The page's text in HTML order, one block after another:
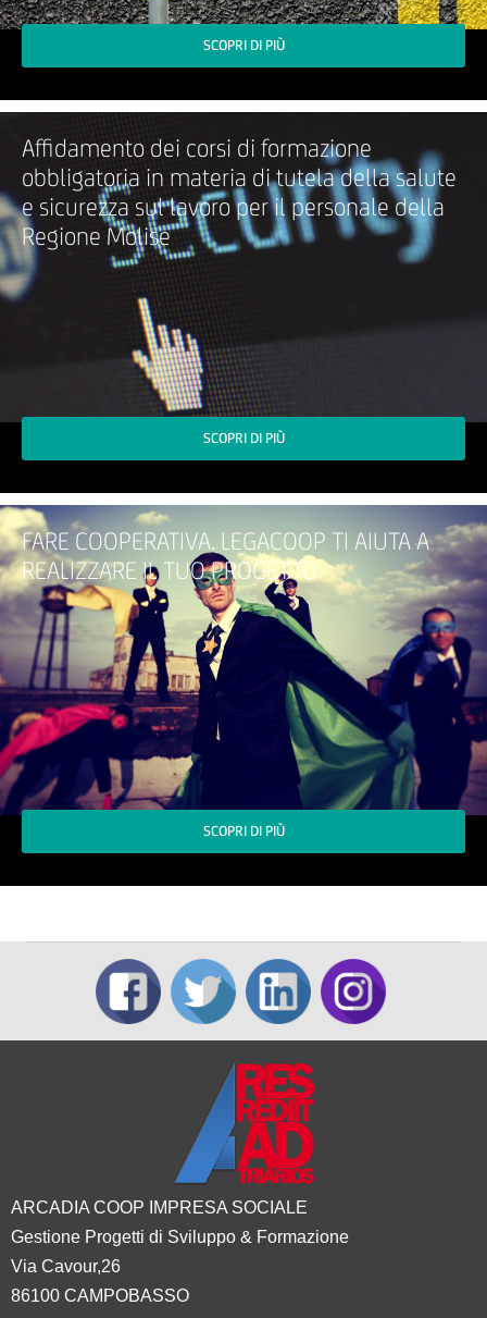
SCOPRI DI PIÙ
Affidamento dei corsi di formazione
obbligatoria in materia di tutela della salute
e sicurezza sul lavoro per il personale della
Regione Molise
SCOPRI DI PIÙ
FARE COOPERATIVA. LEGACOOP TI AIUTA A
REALIZZARE IL TUO PROGETTO
SCOPRI DI PIÙ
ARCADIA COOP IMPRESA SOCIALE
Gestione Progetti di Sviluppo & Formazione
Via Cavour,26
86100 CAMPOBASSO